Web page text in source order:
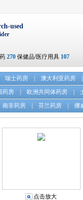
used
270 保健品/医疗用具 107
瑞士药房 澳大利亚药房
药房 欧洲共同体药房
南非药房 芬兰药房 挪
点击放大